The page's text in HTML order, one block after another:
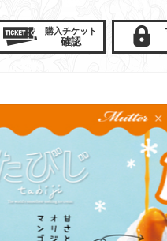
購入チケット
確認